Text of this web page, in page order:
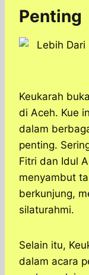
Penting
Keukarah
di Aceh. Kue
dalam
penting.
Fitri dan Idul
menyambut
berkunjung,
silaturahmi.
Selain itu,
dalam acara